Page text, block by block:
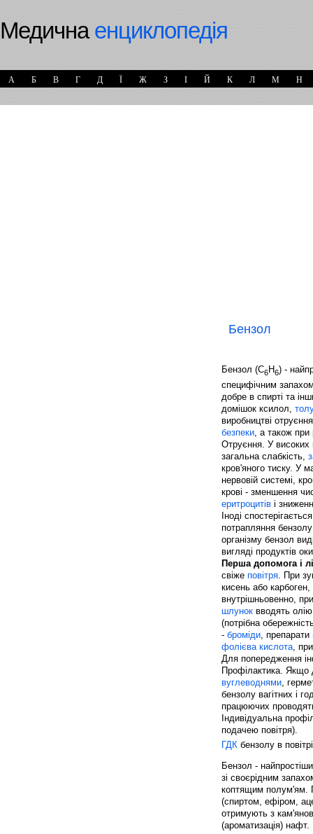
Медичнаенциклопедія
А Б В Г Д Ї Ж З І Й К Л М Н
Бензол
Бензол (С6Н6) -
специфічним
добре в спирті та
домішок ксилол,
виробництві
безпеки , а також
Отруєння. У високих
загальна слабкість,
кров'яного тиску. У
нервовій системі,
крові - зменшення
еритроцитів і
Іноді
потрапляння
організму бензол
вигляді продуктів
Перша допомога і
свіже повітря . При
кисень або
внутрішньовенно,
шлунок вводять
(потрібна
- броміди , препарати
фолієва кислота ,
Для попередження
Профілактика. Якщо
вуглеводнями ,
бензолу вагітних і
працюючих
Індивідуальна
подачею повітря).
ГДК бензолу в
Бензол -
зі своєрідним
коптящим полум'ям.
(спиртом, ефіром,
отримують з
(ароматизація)